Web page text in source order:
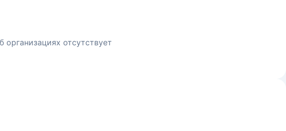
отсутствует